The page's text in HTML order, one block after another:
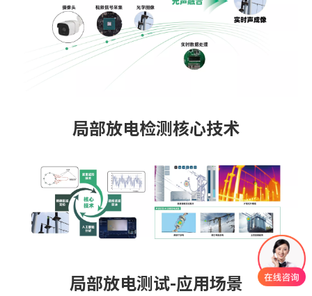
局部放电检测核心技术
局部放电测试-应用场景